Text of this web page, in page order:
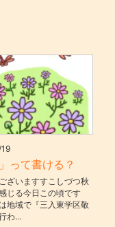
って書ける？
ざいますすこしづつ秋
じる今日この頃です
地域で『三入東学区敬
わ...